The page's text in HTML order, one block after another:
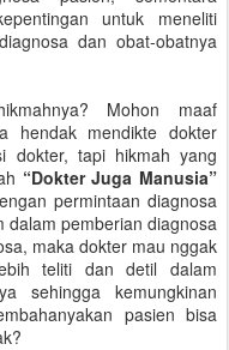
untuk meneliti
dan obat-obatnya
Mohon maaf
hendak mendikte dokter
dokter, tapi hikmah yang
“Dokter Juga Manusia”
permintaan diagnosa
dalam pemberian diagnosa
maka dokter mau nggak
teliti dan detil dalam
sehingga kemungkinan
pasien bisa